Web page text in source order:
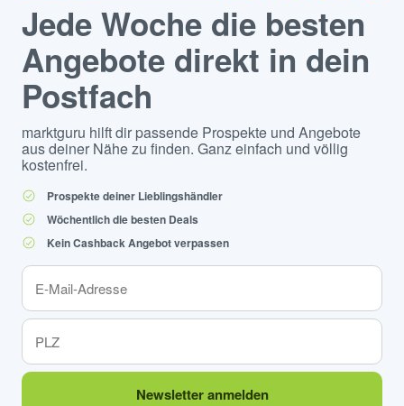
Jede Woche die besten
Angebote direkt in dein
Postfach
marktguru hilft dir passende Prospekte und Angebote
aus deiner Nähe zu finden. Ganz einfach und völlig
kostenfrei.
Prospekte deiner Lieblingshändler
Wöchentlich die besten Deals
Kein Cashback Angebot verpassen
Newsletter anmelden